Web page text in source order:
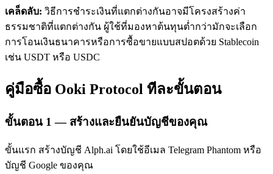
เรียนรู้เกี่ยวกับการสร้างรายได้แบบพาสซีฟ
Bitrue AI
เคล็ดลับ: วิธีการชำระเงินที่แตกต่างกันอาจมีโครงสร้างค่า
ธรรมชาติที่แตกต่างกัน ผู้ใช้ที่มองหาต้นทุนต่ำกว่ามักจะเลือก
การโอนเงินธนาคารหรือการซื้อขายแบบสปอตด้วย Stablecoin
เช่น USDT หรือ USDC
คู่มือซื้อ Ooki Protocol ทีละขั้นตอน
ขั้นตอน 1 — สร้างและยืนยันบัญชีของคุณ
ขั้นแรก สร้างบัญชี Alph.ai โดยใช้อีเมล Telegram Phantom หรือ
บัญชี Google ของคุณ